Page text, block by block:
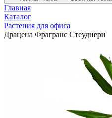
Главная
Каталог
Растения для офиса
Драцена Фрагранс Стеуднери